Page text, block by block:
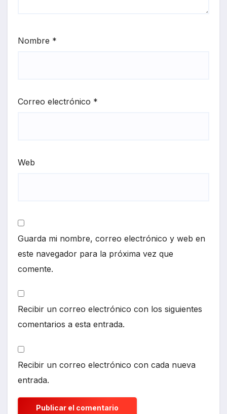
Nombre *
Correo electrónico *
Web
Guarda mi nombre, correo electrónico y web en
este navegador para la próxima vez que
comente.
Recibir un correo electrónico con los siguientes
comentarios a esta entrada.
Recibir un correo electrónico con cada nueva
entrada.